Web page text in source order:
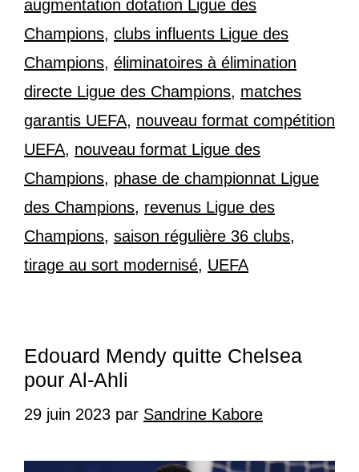
augmentation dotation Ligue des
Champions, clubs influents Ligue des
Champions, éliminatoires à élimination
directe Ligue des Champions, matches
garantis UEFA, nouveau format compétition
UEFA, nouveau format Ligue des
Champions, phase de championnat Ligue
des Champions, revenus Ligue des
Champions, saison régulière 36 clubs,
tirage au sort modernisé, UEFA
Edouard Mendy quitte Chelsea
pour Al-Ahli
29 juin 2023 par Sandrine Kabore